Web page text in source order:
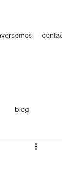
blog
Publicidad